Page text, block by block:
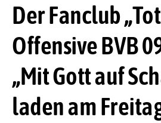
Der Fanclub
Offensive BVB
„Mit Gott auf
laden am